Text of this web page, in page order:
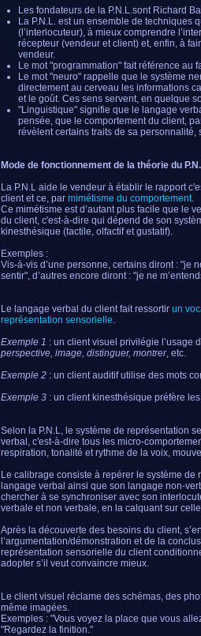
Les fondateurs de la P.N.L.sont Richard
La P.N.L. est un ensemble de techniques
(l’interlocuteur), à mieux comprendre
récepteur (vendeur et client) et, enfin, à
vendeur.
Le mot "programmation" fait référence au
Le mot "neuro" rappelle que le système
directement au cerveau les informations
et le goût. Ces sens servent, en quelque
"Linguistique" signifie que le langage
pensée, que le comportement du client,
révèlent certains traits de sa
Mode de fonctionnement de la théorie du
La P.N.L aide le vendeur à établir le rapport
client et ce, par mimétisme du comportement.
Ce mimétisme est d’autant plus facile que le
du client, c'est-à-dire qui dépend de son
kinesthésique (tactile, olfactif et gustatif).
Exemples :
Vis-à-vis d’une personne, certains diront : "je
sentir", d’autres encore diront : "je ne
Le langage verbal du client fait ressortir un
représentation sensorielle.
Exemple 1 : un client visuel privilégie l’usage
perspective, image, distinguer, montrer, etc.
Exemple 2 : un client auditif utilise des mots
Exemple 3 : un client kinesthésique préfère
Selon la P.N.L, le système de représentation
verbal, c'est-à-dire tous les micro-
respiration, tonalité et rythme de la voix,
Le calibrage consiste à repérer le système
langage verbal ainsi que son langage non-
chercher à se synchroniser avec son
verbale et non verbale, en la calquant sur
Après la découverte des besoins du client,
l’argumentation/démonstration et de la
représentation sensorielle du client
adopter s’il veut convaincre mieux.
Le client visuel réclame des schémas, des
même imagées.
Exemples : "Vous voyez la place que vous
"Regardez la finition."